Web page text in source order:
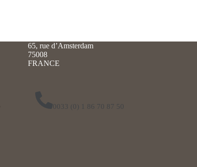
65, rue d’Amsterdam
75008
FRANCE
0033 (0) 1 86 70 87 50